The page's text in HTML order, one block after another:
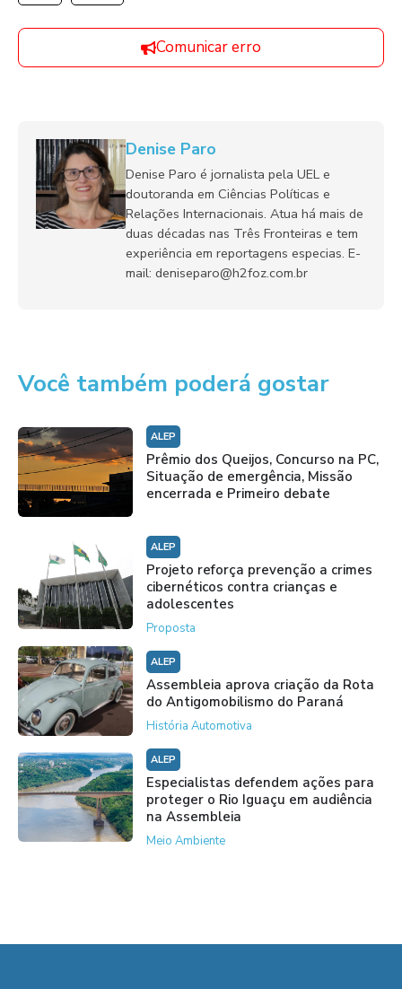
Comunicar erro
Denise Paro
Denise Paro é jornalista pela UEL e
doutoranda em Ciências Políticas e
Relações Internacionais. Atua há mais de
duas décadas nas Três Fronteiras e tem
experiência em reportagens especias. E-
mail: deniseparo@h2foz.com.br
Você também poderá gostar
ALEP
Prêmio dos Queijos, Concurso na PC,
Situação de emergência, Missão
encerrada e Primeiro debate
ALEP
Projeto reforça prevenção a crimes
cibernéticos contra crianças e
adolescentes
Proposta
ALEP
Assembleia aprova criação da Rota
do Antigomobilismo do Paraná
História Automotiva
ALEP
Especialistas defendem ações para
proteger o Rio Iguaçu em audiência
na Assembleia
Meio Ambiente